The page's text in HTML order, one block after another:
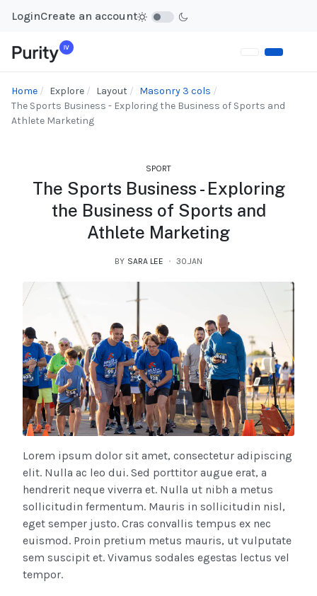
LoginCreate an account
Home Explore Layout
Masonry 3 cols
The Sports Business - Exploring the Business of Sports and
Athlete Marketing
SPORT
The Sports Business - Exploring
the Business of Sports and
Athlete Marketing
BY SARA LEE 30.JAN
Lorem ipsum dolor sit amet, consectetur adipiscing
elit. Nulla ac leo dui. Sed porttitor augue erat, a
hendrerit neque viverra et. Nulla ut nibh a metus
sollicitudin fermentum. Mauris in sollicitudin nisl,
eget semper justo. Cras convallis tempus ex nec
euismod. Proin pretium metus mauris, ut vulputate
sem suscipit et. Vivamus sodales egestas lectus vel
tempor.